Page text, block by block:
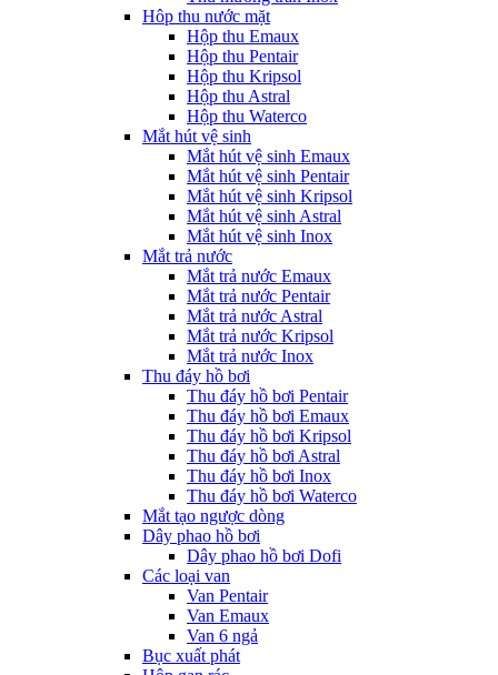
Hôp thu nước mặt
Hộp thu Emaux
Hộp thu Pentair
Hộp thu Kripsol
Hộp thu Astral
Hộp thu Waterco
Mắt hút vệ sinh
Mắt hút vệ sinh Emaux
Mắt hút vệ sinh Pentair
Mắt hút vệ sinh Kripsol
Mắt hút vệ sinh Astral
Mắt hút vệ sinh Inox
Mắt trả nước
Mắt trả nước Emaux
Mắt trả nước Pentair
Mắt trả nước Astral
Mắt trả nước Kripsol
Mắt trả nước Inox
Thu đáy hồ bơi
Thu đáy hồ bơi Pentair
Thu đáy hồ bơi Emaux
Thu đáy hồ bơi Kripsol
Thu đáy hồ bơi Astral
Thu đáy hồ bơi Inox
Thu đáy hồ bơi Waterco
Mắt tạo ngược dòng
Dây phao hồ bơi
Dây phao hồ bơi Dofi
Các loại van
Van Pentair
Van Emaux
Van 6 ngả
Bục xuất phát